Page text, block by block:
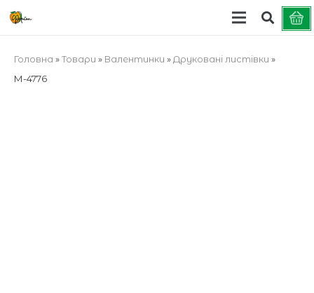
Головна »Товари » Валентинки » Друковані листівки »
М-4776